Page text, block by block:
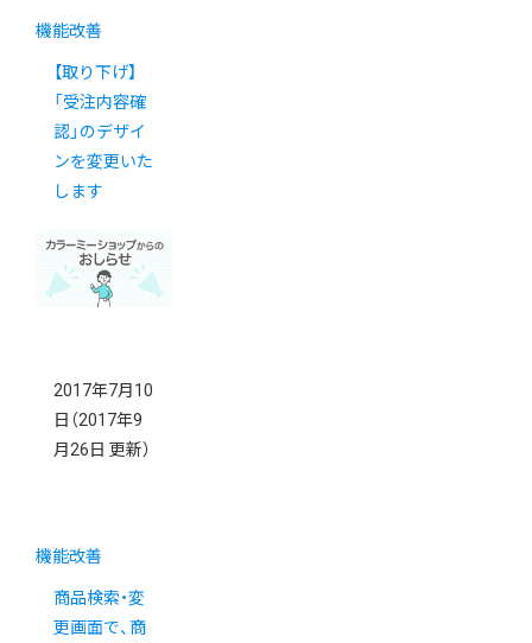
機能改善
【取り下げ】
「受注内容確
認」のデザイ
ンを変更いた
します
2017年7月10
日 （2017年9
月26日 更新）
機能改善
商品検索・変
更画面で、商